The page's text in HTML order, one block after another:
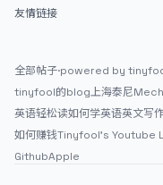
友情链接
全部帖子·powered by
tinyfool的blog上海泰尼
英语轻松读如何学英语英文写
如何赚钱Tinyfool's Youtube
GithubApple